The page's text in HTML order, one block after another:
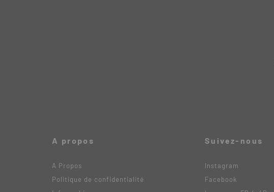
A propos
A Propos
Politique de confidentialité
Suivez-nous
Instagram
Facebook